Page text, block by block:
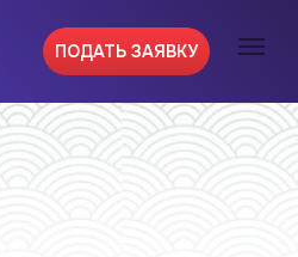
ПОДАТЬ ЗАЯВКУ